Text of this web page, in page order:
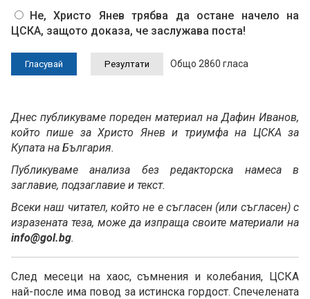
Не, Христо Янев трябва да остане начело на
ЦСКА, защото доказа, че заслужава поста!
Общо 2860 гласа
Днес публикуваме пореден материал на Дафин Иванов,
който пише за Христо Янев и триумфа на ЦСКА за
Купата на България.
Публикуваме анализа без редакторска намеса в
заглавие, подзаглавие и текст.
Всеки наш читател, който не е съгласен (или съгласен) с
изразената теза, може да изпраща своите материали на
info@gol.bg.
След месеци на хаос, съмнения и колебания, ЦСКА
най-после има повод за истинска гордост. Спечелената